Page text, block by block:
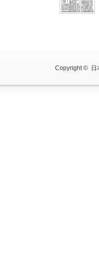
Copyright © 日